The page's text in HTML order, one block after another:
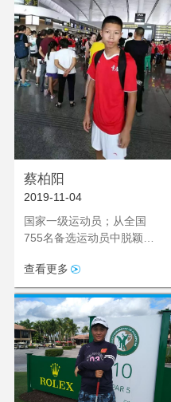
蔡柏阳
2019-11-04
国家一级运动员；从全国
755名备选运动员中脱颖而
队；6月起赴欧洲参加为期三
个月的集训
查看更多